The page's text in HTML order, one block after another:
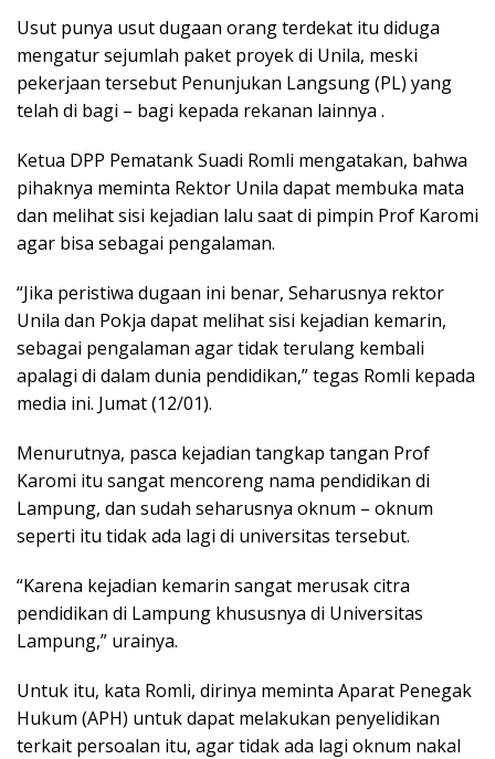
Usut punya usut dugaan orang terdekat itu diduga
mengatur sejumlah paket proyek di Unila, meski
pekerjaan tersebut Penunjukan Langsung (PL) yang
telah di bagi – bagi kepada rekanan lainnya .
Ketua DPP Pematank Suadi Romli mengatakan, bahwa
pihaknya meminta Rektor Unila dapat membuka mata
dan melihat sisi kejadian lalu saat di pimpin Prof Karomi
agar bisa sebagai pengalaman.
“Jika peristiwa dugaan ini benar, Seharusnya rektor
Unila dan Pokja dapat melihat sisi kejadian kemarin,
sebagai pengalaman agar tidak terulang kembali
apalagi di dalam dunia pendidikan,” tegas Romli kepada
media ini. Jumat (12/01).
Menurutnya, pasca kejadian tangkap tangan Prof
Karomi itu sangat mencoreng nama pendidikan di
Lampung, dan sudah seharusnya oknum – oknum
seperti itu tidak ada lagi di universitas tersebut.
“Karena kejadian kemarin sangat merusak citra
pendidikan di Lampung khususnya di Universitas
Lampung,” urainya.
Untuk itu, kata Romli, dirinya meminta Aparat Penegak
Hukum (APH) untuk dapat melakukan penyelidikan
terkait persoalan itu, agar tidak ada lagi oknum nakal